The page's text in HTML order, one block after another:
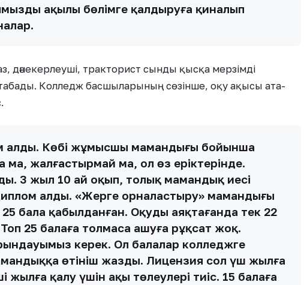
ақылы бөлімге қалдыруға қиналып
дәнекерлеуші, тракторист сынды қысқа мерзімді
Колледж басшыларының сөзінше, оқу ақысы ата-
алды. Көбі жұмысшы мамандығы бойынша
ма, жалғастырмай ма, ол өз еріктерінде.
3 жыл 10 ай оқып, толық мамандық иесі
алды. «Жерге орналастыру» мамандығы
бала қабылданған. Оқуды аяқтағанда тек 22
25 балаға толмаса ашуға рұқсат жоқ.
керек. Ол балалар колледжге
өтініш жазды. Лицензия сол үш жылға
жылға қалу үшін ақы төлеулері тиіс. 15 балаға